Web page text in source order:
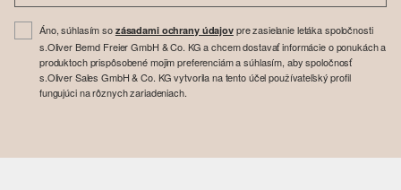
Áno, súhlasím so zásadami ochrany údajovpre zasielanie letáka spoločnosti
s.Oliver Bernd Freier GmbH & Co. KG a chcem dostavať informácie o ponukách a
produktoch prispôsobené mojim preferenciám a súhlasím, aby spoločnosť
s.Oliver Sales GmbH & Co. KG vytvorila na tento účel používateľský profil
fungujúci na rôznych zariadeniach.